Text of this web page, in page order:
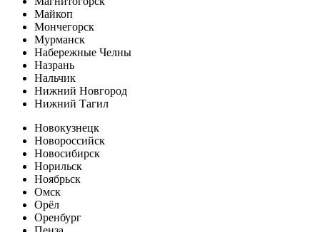
Майкоп
Мончегорск
Мурманск
Набережные Челны
Назрань
Нальчик
Нижний Новгород
Нижний Тагил
Новокузнецк
Новороссийск
Новосибирск
Норильск
Ноябрьск
Омск
Орёл
Оренбург